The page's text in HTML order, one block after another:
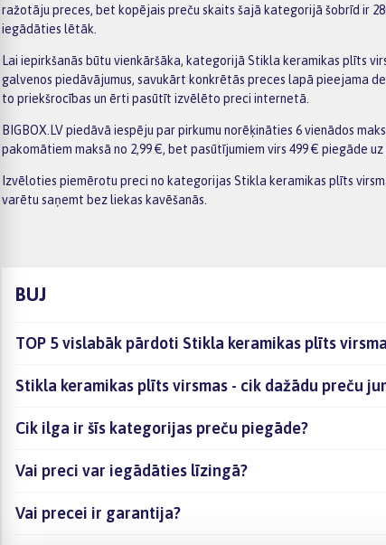
ražotāju preces, bet kopējais preču skaits šajā kategorijā šobrīd ir
iegādāties lētāk.
Lai iepirkšanās būtu vienkāršāka, kategorijā Stikla keramikas plīts
galvenos piedāvājumus, savukārt konkrētās preces lapā pieejama
to priekšrocības un ērti pasūtīt izvēlēto preci internetā.
BIGBOX.LV piedāvā iespēju par pirkumu norēķināties 6 vienādos
pakomātiem maksā no 2,99 €, bet pasūtījumiem virs 499 € piegāde
Izvēloties piemērotu preci no kategorijas Stikla keramikas plīts
varētu saņemt bez liekas kavēšanās.
BUJ
TOP 5 vislabāk pārdoti Stikla keramikas plīts
Stikla keramikas plīts virsmas - cik dažādu preču
Cik ilga ir šīs kategorijas preču piegāde?
Vai preci var iegādāties līzingā?
Vai precei ir garantija?